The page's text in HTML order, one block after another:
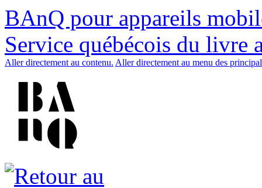
BAnQ pour appareils
Service québécois du livre
Aller directement au contenu. Aller directement au menu des